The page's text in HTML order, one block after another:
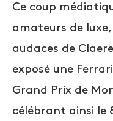
Ce coup
amateurs de
audaces de
exposé une
Grand Prix de
célébrant ainsi le